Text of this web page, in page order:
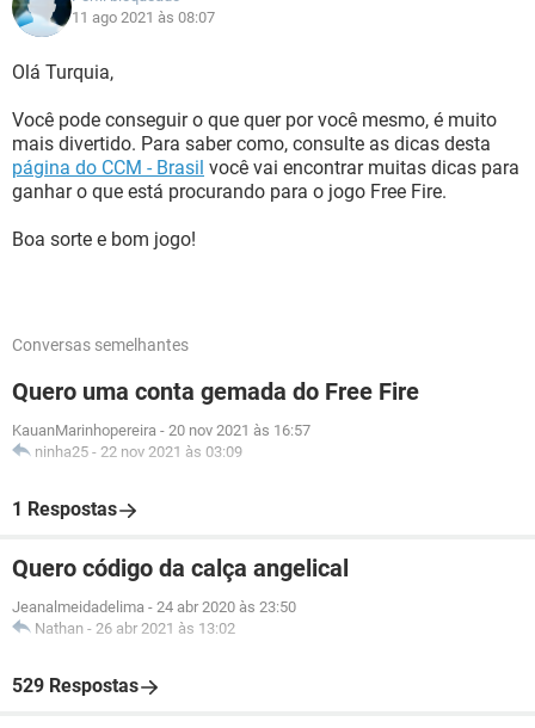
11 ago 2021 às 08:07
Olá Turquia,
Você pode conseguir o que quer por você mesmo, é muito
mais divertido. Para saber como, consulte as dicas desta
página do CCM - Brasil você vai encontrar muitas dicas para
ganhar o que está procurando para o jogo Free Fire.
Boa sorte e bom jogo!
Conversas semelhantes
Quero uma conta gemada do Free Fire
KauanMarinhopereira - 20 nov 2021 às 16:57
ninha25 - 22 nov 2021 às 03:09
1 Respostas
Quero código da calça angelical
Jeanalmeidadelima - 24 abr 2020 às 23:50
Nathan - 26 abr 2021 às 13:02
529 Respostas